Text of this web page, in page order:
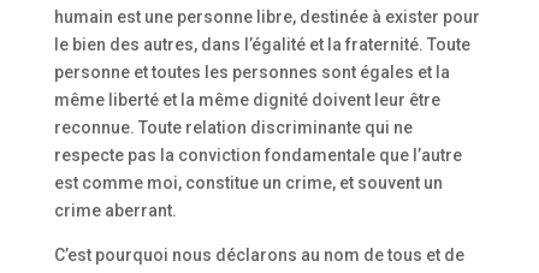
humain est une personne libre, destinée à exister pour
le bien des autres, dans l’égalité et la fraternité. Toute
personne et toutes les personnes sont égales et la
même liberté et la même dignité doivent leur être
reconnue. Toute relation discriminante qui ne
respecte pas la conviction fondamentale que l’autre
est comme moi, constitue un crime, et souvent un
crime aberrant.
C’est pourquoi nous déclarons au nom de tous et de